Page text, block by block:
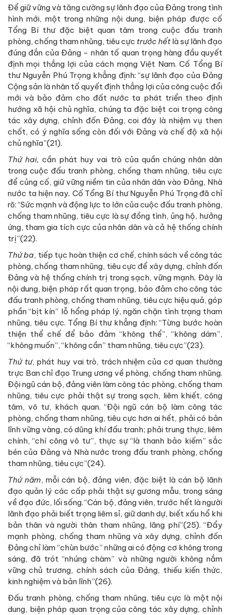
Để giữ vững và tăng cường sự lãnh đạo của Đảng trong tình
hình mới, một trong những nội dung, biện pháp được cố
Tổng Bí thư đặc biệt quan tâm trong cuộc đấu tranh
phòng, chống tham nhũng, tiêu cực trước hết là sự lãnh đạo
đúng đắn của Đảng - nhân tố quan trọng hàng đầu quyết
định mọi thắng lợi của cách mạng Việt Nam. Cố Tổng Bí
thư Nguyễn Phú Trọng khẳng định: “sự lãnh đạo của Đảng
Cộng sản là nhân tố quyết định thắng lợi của công cuộc đổi
mới và bảo đảm cho đất nước ta phát triển theo định
hướng xã hội chủ nghĩa, chúng ta đặc biệt coi trọng công
tác xây dựng, chỉnh đốn Đảng, coi đây là nhiệm vụ then
chốt, có ý nghĩa sống còn đối với Đảng và chế độ xã hội
chủ nghĩa”(21).
Thứ hai,cần phát huy vai trò của quần chúng nhân dân
trong cuộc đấu tranh phòng, chống tham nhũng, tiêu cực
để củng cố, giữ vững niềm tin của nhân dân vào Đảng, Nhà
nước ta hiện nay. Cố Tổng Bí thư Nguyễn Phú Trọng đã chỉ
rõ: “Sức mạnh và động lực to lớn của cuộc đấu tranh phòng,
chống tham nhũng, tiêu cực là sự đồng tình, ủng hộ, hưởng
ứng, tham gia tích cực của nhân dân và cả hệ thống chính
trị”(22).
Thứ ba, tiếp tục hoàn thiện cơ chế, chính sách về công tác
phòng, chống tham nhũng, tiêu cực để xây dựng, chỉnh đốn
Đảng và hệ thống chính trị trong sạch, vững mạnh. Đây là
nội dung, biện pháp rất quan trọng, bảo đảm cho công tác
đấu tranh phòng, chống tham nhũng, tiêu cực hiệu quả, góp
phần “bịt kín” lỗ hổng pháp lý, ngăn chặn tình trạng tham
nhũng, tiêu cực. Tổng Bí thư khẳng định: “Từng bước hoàn
thiện thể chế để bảo đảm “không thể”, “không dám”,
“không muốn”, “không cần” tham nhũng, tiêu cực”(23).
Thứ tư, phát huy vai trò, trách nhiệm của cơ quan thường
trực Ban chỉ đạo Trung ương về phòng, chống tham nhũng.
Đội ngũ cán bộ, đảng viên làm công tác phòng, chống tham
nhũng, tiêu cực phải thật sự trong sạch, liêm khiết, công
tâm, vô tư, khách quan. “Đội ngũ cán bộ làm công tác
phòng, chống tham nhũng, tiêu cực hơn ai hết, phải có bản
lĩnh vững vàng, có dũng khí đấu tranh; phải trung thực, liêm
chính, “chí công vô tư”, thực sự “là thanh bảo kiếm” sắc
bén của Đảng và Nhà nước trong đấu tranh phòng, chống
tham nhũng, tiêu cực”(24).
Thứ năm, mỗi cán bộ, đảng viên, đặc biệt là cán bộ lãnh
đạo quản lý các cấp phải thật sự gương mẫu, trong sáng
về đạo đức, lối sống. “Cán bộ, đảng viên, trước hết là người
lãnh đạo phải biết trọng liêm sỉ, giữ danh dự, biết xấu hổ khi
bản thân và người thân tham nhũng, lãng phí”(25). “Đẩy
mạnh phòng, chống tham nhũng và xây dựng, chỉnh đốn
Đảng chỉ làm “chùn bước” những ai có động cơ không trong
sáng, đã trót “nhúng chàm” và những người không nắm
vững chủ trương, chính sách của Đảng, thiếu kiến thức,
kinh nghiệm và bản lĩnh”(26).
Đấu tranh phòng, chống tham nhũng, tiêu cực là một nội
dung, biện pháp quan trọng của công tác xây dựng, chỉnh